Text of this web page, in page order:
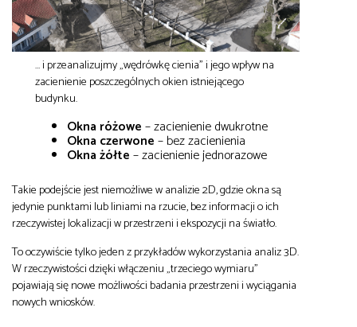
… i przeanalizujmy „wędrówkę cienia” i jego wpływ na
zacienienie poszczególnych okien istniejącego
budynku.
Okna różowe– zacienienie dwukrotne
Okna czerwone– bez zacienienia
Okna żółte– zacienienie jednorazowe
Takie podejście jest niemożliwe w analizie 2D, gdzie okna są
jedynie punktami lub liniami na rzucie, bez informacji o ich
rzeczywistej lokalizacji w przestrzeni i ekspozycji na światło.
To oczywiście tylko jeden z przykładów wykorzystania analiz 3D.
W rzeczywistości dzięki włączeniu „trzeciego wymiaru”
pojawiają się nowe możliwości badania przestrzeni i wyciągania
nowych wniosków.